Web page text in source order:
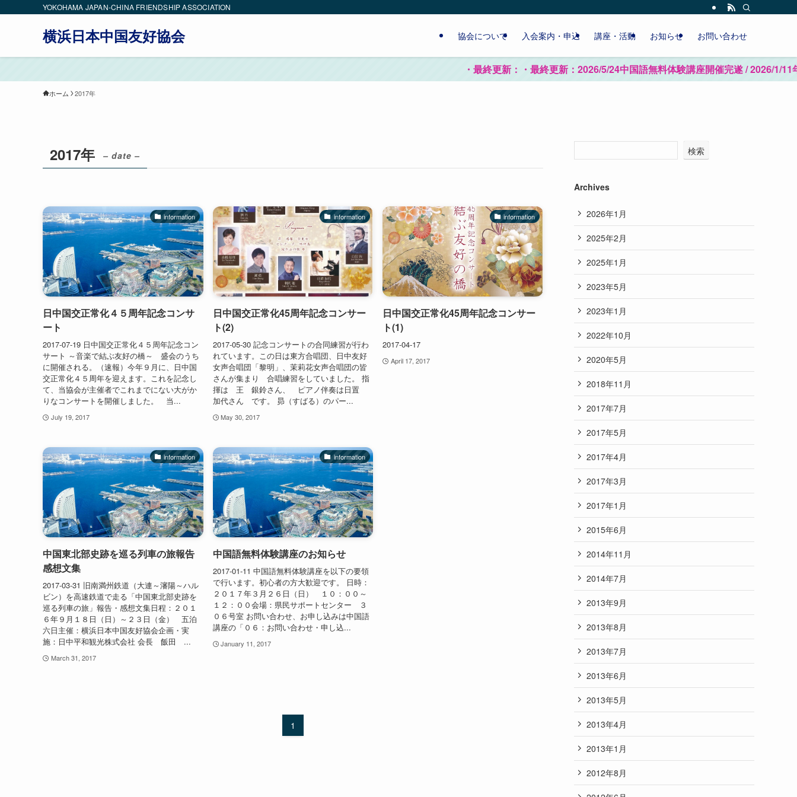
YOKOHAMA JAPAN-CHINA FRIENDSHIP ASSOCIATION
横浜日本中国友好協会 協会について 入会案内・申込 講座・活動 お知らせ お問い合わせ
・最終更新：・最終更新：2026/5/24中国語無料体験講座開催完遂 /
ホーム 2017年
2017年 – date –
information
日中国交正常化４５周年記念コンサ
ート
2017-07-19 日中国交正常化４５周年記念コン
サート ～音楽で結ぶ友好の橋～ 盛会のうち
に開催される。（速報）今年９月に、日中国
交正常化４５周年を迎えます。これを記念し
て、当協会が主催者でこれまでにない大がか
りなコンサートを開催しました。 当...
July 19, 2017
information
日中国交正常化45周年記念コンサー
ト(2)
2017-05-30 記念コンサートの合同練習が行わ
れています。この日は東方合唱団、日中友好
女声合唱団「黎明」、茉莉花女声合唱団の皆
さんが集まり 合唱練習をしていました。 指
揮は 王 銀鈴さん、 ピアノ伴奏は日置
加代さん です。 昴（すばる）のパー...
May 30, 2017
information
日中国交正常化45周年記念コンサー
ト(1)
2017-04-17
April 17, 2017
information
中国東北部史跡を巡る列車の旅報告
感想文集
2017-03-31 旧南満州鉄道（大連～瀋陽～ハル
ビン）を高速鉄道で走る「中国東北部史跡を
巡る列車の旅」報告・感想文集日程：２０１
６年９月１８日（日）～２３日（金） 五泊
六日主催：横浜日本中国友好協会企画・実
施：日中平和観光株式会社 会長 飯田 ...
March 31, 2017
information
中国語無料体験講座のお知らせ
2017-01-11 中国語無料体験講座を以下の要領
で行います。初心者の方大歓迎です。 日時：
２０１７年３月２６日（日） １０：００～
１２：００会場：県民サポートセンター ３
０６号室 お問い合わせ、お申し込みは中国語
講座の「０６：お問い合わせ・申し込...
January 11, 2017
1
検索
Archives
2026年1月
2025年2月
2025年1月
2023年5月
2023年1月
2022年10月
2020年5月
2018年11月
2017年7月
2017年5月
2017年4月
2017年3月
2017年1月
2015年6月
2014年11月
2014年7月
2013年9月
2013年8月
2013年7月
2013年6月
2013年5月
2013年4月
2013年1月
2012年8月